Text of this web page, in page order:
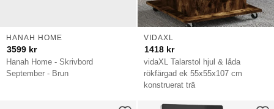
Hanah Home - Skrivbord
September - Brun
HANAH HOME
3599 kr
vidaXL Talarstol hjul & låda
rökfärgad ek 55x55x107 cm
konstruerat trä
VIDAXL
1418 kr